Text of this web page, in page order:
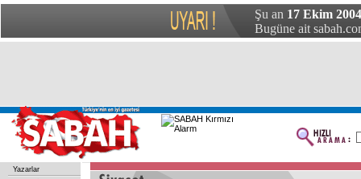
Şu an 17 Ekim
Bugüne ait
Yazarlar